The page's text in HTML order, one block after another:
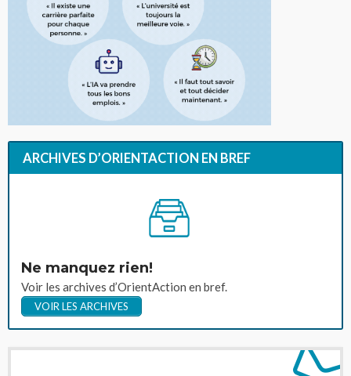
ARCHIVES D’ORIENTACTION EN BREF
Ne manquez rien!
Voir les archives d’OrientAction en bref.
VOIR LES ARCHIVES